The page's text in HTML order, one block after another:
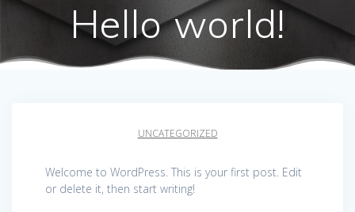
Hello world!
UNCATEGORIZED
Welcome to WordPress. This is your first post. Edit
or delete it, then start writing!